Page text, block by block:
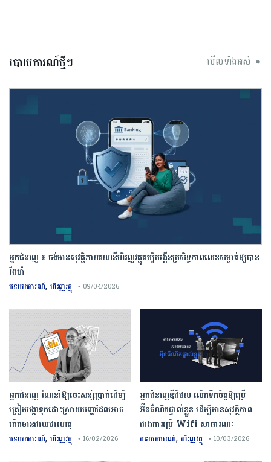
របាយការណ៍ថ្មីៗ មើលទាំងអស់ ➧
អ្នកជំនាញ ៖ ចង់មានសុវត្ថិភាពគណនីហិរញ្ញវត្ថុគប្បីបង្កើនប្រសិទ្ធភាពលេខសម្ងាត់ឱ្យបាន
រឹងមាំ
បទយកការណ៍, ហិរញ្ញវត្ថុ • 09/04/2026
អ្នកជំនាញឌីជីថល លើកទឹកចិត្តឱ្យប្រើ
អ៊ីនធឺណិតផ្ទាល់ខ្លួន ដើម្បីមានសុវត្ថិភាព
ជាងការប្រើ Wifi​ សាធារណៈ
បទយកការណ៍, ហិរញ្ញវត្ថុ • 10/03/2026
អ្នកជំនាញ ណែនាំឱ្យចេះសន្សំប្រាក់ដើម្បី
ត្រៀមបង្កាទុកដោះស្រាយបញ្ហាដែលអាច
កើតមានជាយថាហេតុ
បទយកការណ៍, ហិរញ្ញវត្ថុ • 16/02/2026